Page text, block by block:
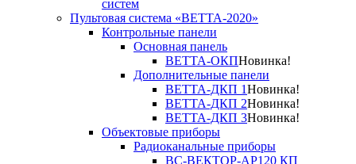
систем
Пультовая система «ВЕТТА-2020»
Контрольные панели
Основная панель
ВЕТТА-ОКПНовинка!
Дополнительные панели
ВЕТТА-ДКП 1Новинка!
ВЕТТА-ДКП 2Новинка!
ВЕТТА-ДКП 3Новинка!
Объектовые приборы
Радиоканальные приборы
ВС-ВЕКТОР-АР120 КП